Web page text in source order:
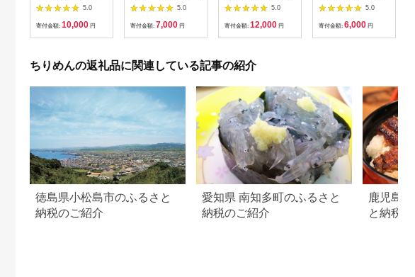
せ 6個入 KM-50
5.0
寄付金額: 10,000 円
100g」詰め合わせ
5.0
寄付金額: 7,000 円
人気【1399997】
5.0
寄付金額: 12,000 円
5.0
寄付金額: 6,000 円
ちりめんの返礼品に関連している記事の紹介
徳島県小松島市のふるさと
納税のご紹介
愛知県 南知多町のふるさと
納税のご紹介
鹿児島
と納税